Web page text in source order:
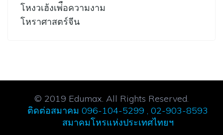
โหงวเฮ้งเพ่ือความงาม
โหราศาสตร์จีน
© 2019 Edumax. All Rights Reserved.
ติดต่อสมาคม 096-104-5299 , 02-903-8593
สมาคมโหรแห่งประเทศไทยฯ